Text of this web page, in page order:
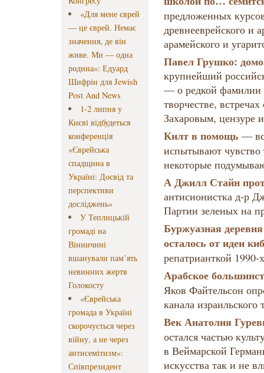
«Для мене єврей
— це єврей. Немає
значення, де він
живе. Ми — одна
родина»: Едуард
Шифрін для Jewish
Post And News
1-2 липня у
Києві відбудеться
конференція
«Єврейська
спадщина в
Україні: Досвід та
перспективи
досліджень»
У Теплицькій
громаді на
Вінничині
вшанували пам’ять
невинних жертв
Голокосту
«Єврейська
громада в Україні
скорочується через
війну, а не через
антисемітизм»:
Співпрезидент
предложенных
древнееврейского и
арамейского и
Павел Грушко:
крупнейший
— о редкой фамилии
творчестве,
Захаровым, цензуре
Килт в помощь —
испытывают чувство
некоторые
А Джилл Стайн
антисионистка д-р
Партии зеленых на
Буржуазная
осталось от идеи
репатрианткой
Арабское
Яков Файтельсон
канала
Век Анатолия
остался частью
в Веймарской
искусства так и не